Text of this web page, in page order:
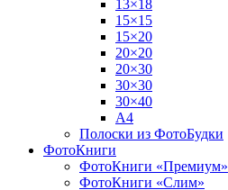
13×18
15×15
15×20
20×20
20×30
30×30
30×40
A4
Полоски из ФотоБудки
ФотоКниги
ФотоКниги «Премиум»
ФотоКниги «Слим»